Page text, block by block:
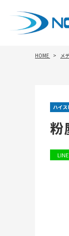
HOME メ
ハイス
粉